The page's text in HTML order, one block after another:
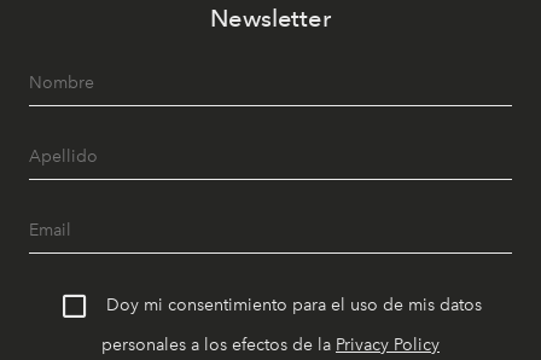
Newsletter
Doy mi consentimiento para el uso de mis datos
personales a los efectos de la Privacy Policy